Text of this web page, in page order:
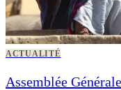
ACTUALITÉ
Assemblée